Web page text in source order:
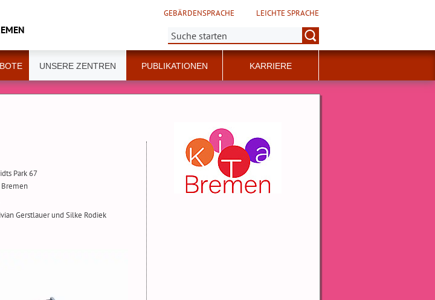
GEBÄRDENSPRACHE
LEICHTE SPRACHE
Suche:
UNSERE ZENTREN PUBLIKATIONEN KARRIERE
Park 67
Gerstlauer und Silke Rodiek